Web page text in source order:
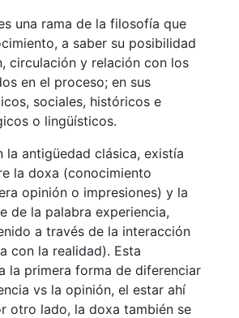
una rama de la filosofía que
a saber su posibilidad
circulación y relación con los
en el proceso; en sus
sociales, históricos e
o lingüísticos.
la antigüedad clásica, existía
la doxa (conocimiento
opinión o impresiones) y la
de la palabra experiencia,
a través de la interacción
con la realidad). Esta
la primera forma de diferenciar
vs la opinión, el estar ahí
otro lado, la doxa también se